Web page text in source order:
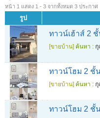
หน้า 1 แสดง 1 - 3 จากทั้งหมด 3 ประกาศ
รูป
ทาวน์เฮ้าส์ 2
[ขายบ้าน] ค้นหา : กุ
ทาวน์โฮม 2 ชั้น
[ขายบ้าน] ค้นหา : กุ
ทาวน์โฮม 2 ชั้น